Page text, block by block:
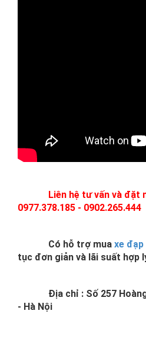
Liên hệ tư vấn và đặt
0977.378.185 - 0902.265.444
Có hỗ trợ mua xe
tục đơn giản và lãi suất hợp
Địa chỉ : Số 257 Hoàng
- Hà Nội